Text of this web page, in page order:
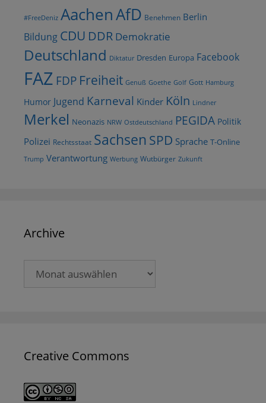
#FreeDeniz AachenAfD Benehmen Berlin
Bildung CDU DDR Demokratie
Deutschland Diktatur Dresden Europa Facebook
FAZ FDP Freiheit Genuß Goethe Golf Gott Hamburg
Humor Jugend Karneval Kinder Köln Lindner
Merkel Neonazis NRW Ostdeutschland PEGIDA Politik
Polizei Rechtsstaat Sachsen SPD Sprache T-Online
Trump Verantwortung Werbung Wutbürger Zukunft
Archive
Creative Commons